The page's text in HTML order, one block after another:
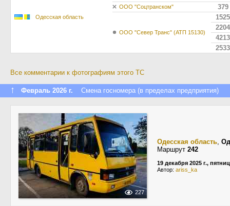
Одесская область
ООО "Соцтранском"
379
ООО "Север Транс" (АТП 15130)
1525
2204
4213
2533
Все комментарии к фотографиям этого ТС
↑ Февраль 2026 г. Смена госномера (в пределах предприятия)
227
Одесская область,
Маршрут 242
19 декабря 2025 г.,
Автор: ariss_ka